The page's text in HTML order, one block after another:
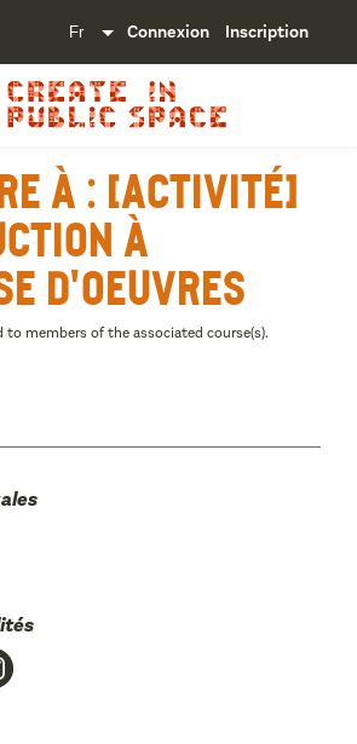
Connexion Inscription
à : [Activité]
à
d'oeuvres
members of the associated course(s).